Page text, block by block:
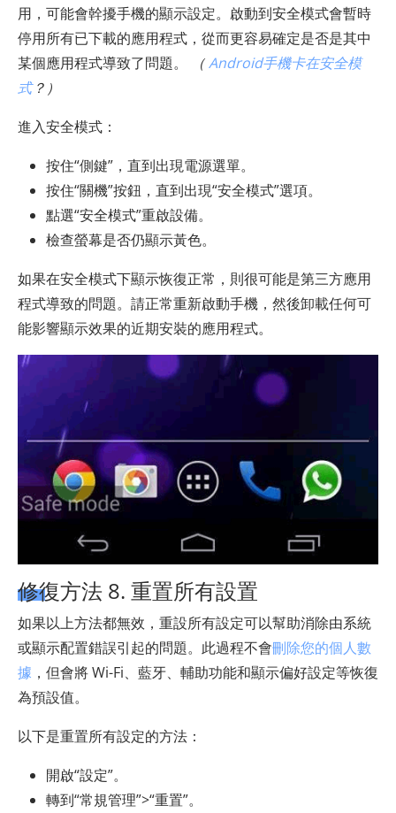
用，可能會幹擾手機的顯示設定。啟動到安全模式會暫時
停用所有已下載的應用程式，從而更容易確定是否是其中
某個應用程式導致了問題。
（Android手機卡在安全模
式？）
進入安全模式：
按住“側鍵”，直到出現電源選單。
按住“關機”按鈕，直到出現“安全模式”選項。
點選“安全模式”重啟設備。
檢查螢幕是否仍顯示黃色。
如果在安全模式下顯示恢復正常，則很可能是第三方應用
程式導致的問題。請正常重新啟動手機，然後卸載任何可
能影響顯示效果的近期安裝的應用程式。
修復方法 8. 重置所有設置
如果以上方法都無效，重設所有設定可以幫助消除由系統
或顯示配置錯誤引起的問題。此過程不會刪除您的個人數
據 ，但會將 Wi-Fi、藍牙、輔助功能和顯示偏好設定等恢復
為預設值。
以下是重置所有設定的方法：
開啟“設定”。
轉到“常規管理”>“重置”。